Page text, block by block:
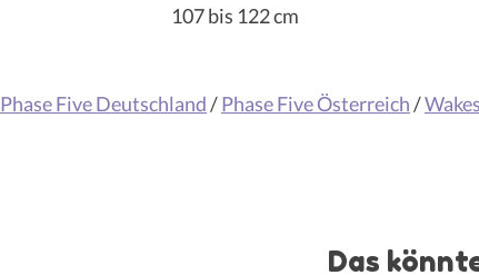
107 bis 122 cm
Phase Five Deutschland/Phase Five Österreich/
Das